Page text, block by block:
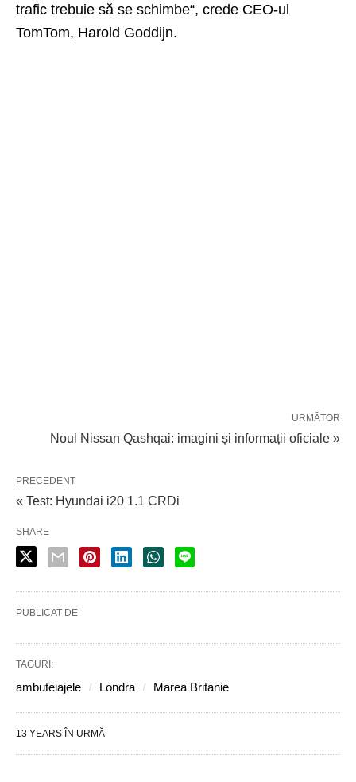
trafic trebuie să se schimbe“, crede CEO-ul
TomTom, Harold Goddijn.
URMĂTOR
Noul Nissan Qashqai: imagini și informații oficiale »
PRECEDENT
« Test: Hyundai i20 1.1 CRDi
SHARE
PUBLICAT DE
TAGURI:
ambuteiajele Londra Marea Britanie
13 YEARS ÎN URMĂ